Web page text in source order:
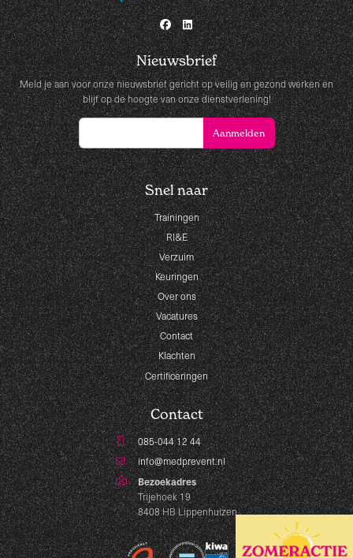
Nieuwsbrief
Meld je aan voor onze nieuwsbrief gericht op veilig en gezond werken en
blijf op de hoogte van onze dienstverlening!
Snel naar
Trainingen
RI&E
Verzuim
Keuringen
Over ons
Vacatures
Contact
Klachten
Certificeringen
Contact
085-044 12 44
info@medprevent.nl
Bezoekadres
Trijehoek 19
8408 HB Lippenhuizen